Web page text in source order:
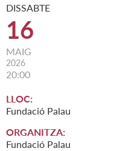
DISSABTE
16
MAIG
2026
20:00
LLOC:
Fundació Palau
ORGANITZA:
Fundació Palau